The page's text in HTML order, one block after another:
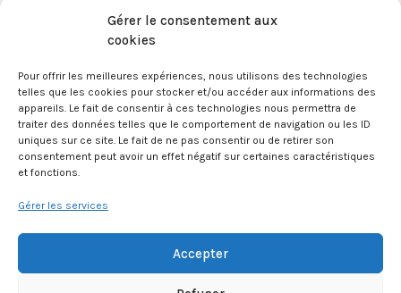
Gérer le consentement aux
cookies
Pour offrir les meilleures expériences, nous utilisons des technologies
telles que les cookies pour stocker et/ou accéder aux informations des
appareils. Le fait de consentir à ces technologies nous permettra de
traiter des données telles que le comportement de navigation ou les ID
uniques sur ce site. Le fait de ne pas consentir ou de retirer son
consentement peut avoir un effet négatif sur certaines caractéristiques
et fonctions.
Gérer les services
Accepter
Mentions légales
La Maison des Jeunes et de la Culture Jacques
Prévert est une association enregistrée le 09
décembre 1959 auprès de la Préfecture des Bouches
du Rhône.
Provence.
SIRET 381 083 880 00017